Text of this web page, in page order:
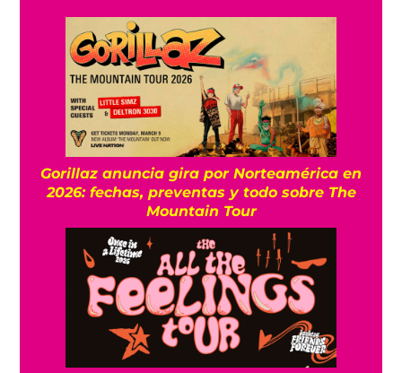
Gorillaz anuncia gira por Norteamérica en
2026: fechas, preventas y todo sobre The
Mountain Tour